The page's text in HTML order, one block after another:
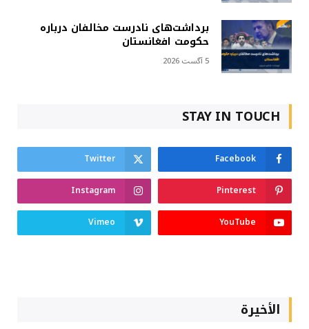
برداشت‌های نادرست مخالفان درباره
حکومت افغانستان
5 آگست 2026
STAY IN TOUCH
Facebook
Twitter
Pinterest
Instagram
YouTube
Vimeo
الأخيرة